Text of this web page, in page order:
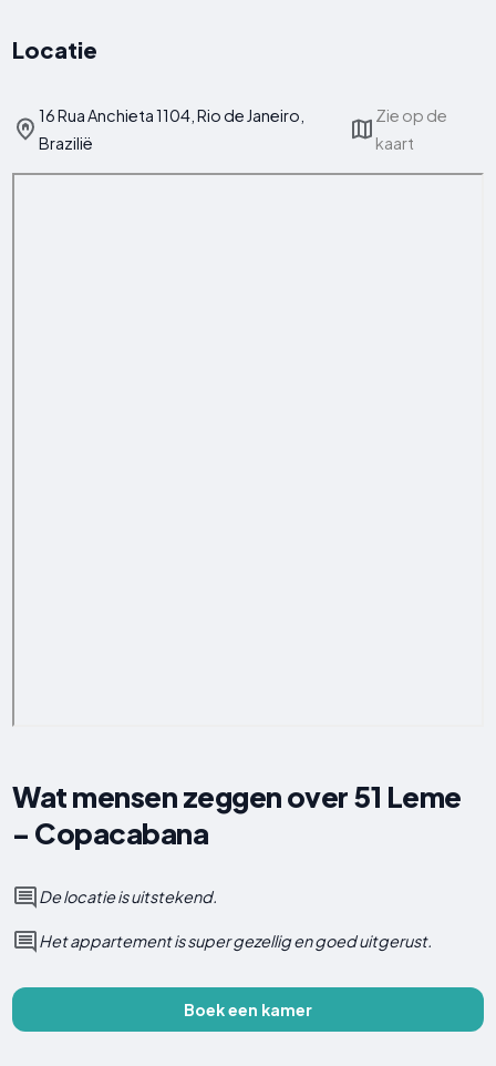
Locatie
16 Rua Anchieta 1104, Rio de Janeiro,
Brazilië
Zie op de
kaart
Wat mensen zeggen over 51 Leme
- Copacabana
De locatie is uitstekend.
Het appartement is super gezellig en goed uitgerust.
Boek een kamer